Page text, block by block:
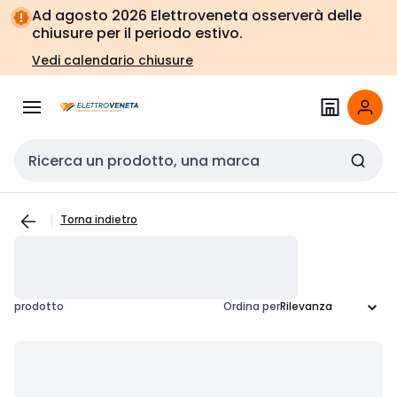
Vai alla
navigazione
Vai
alla
pagina
Ad agosto 2026 Elettroveneta osserverà delle
chiusure per il periodo estivo.
Vedi calendario chiusure
Cerca input
Torna indietro
prodotto Ordina per